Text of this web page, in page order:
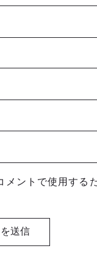
メントで使用する